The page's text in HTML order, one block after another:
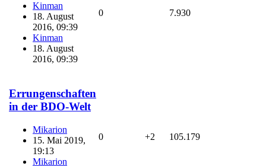
Kinman
18. August
2016, 09:39
Kinman
18. August
2016, 09:39
0 7.930
Errungenschaften
in der BDO-Welt
Mikarion
15. Mai 2019,
19:13
Mikarion
0 +2 105.179